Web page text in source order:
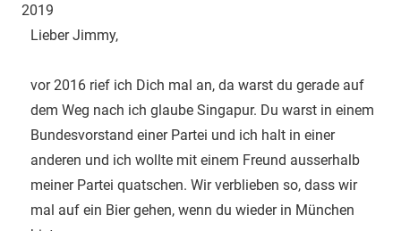
2019
Lieber Jimmy,
vor 2016 rief ich Dich mal an, da warst du gerade auf
dem Weg nach ich glaube Singapur. Du warst in einem
Bundesvorstand einer Partei und ich halt in einer
anderen und ich wollte mit einem Freund ausserhalb
meiner Partei quatschen. Wir verblieben so, dass wir
mal auf ein Bier gehen, wenn du wieder in München